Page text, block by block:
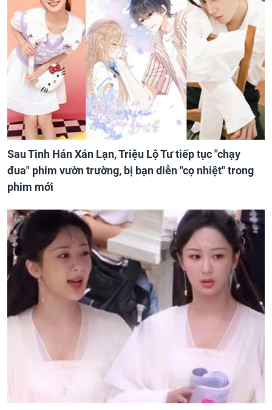
Sau Tinh Hán Xán Lạn, Triệu Lộ Tư tiếp tục "chạy
đua" phim vườn trường, bị bạn diễn "cọ nhiệt" trong
phim mới